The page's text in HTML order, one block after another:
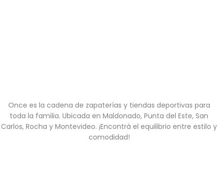
Once es la cadena de zapaterías y tiendas deportivas para
toda la familia. Ubicada en Maldonado, Punta del Este, San
Carlos, Rocha y Montevideo. ¡Encontrá el equilibrio entre estilo y
comodidad!